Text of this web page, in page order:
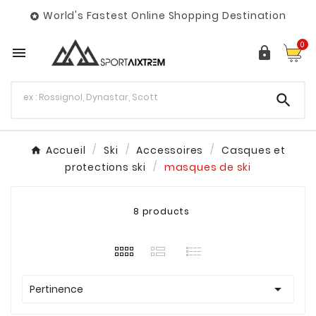
 World's Fastest Online Shopping Destination
  0

Accueil Ski Accessoires
Casques et
protections ski
masques de ski
8 products
Pertinence 